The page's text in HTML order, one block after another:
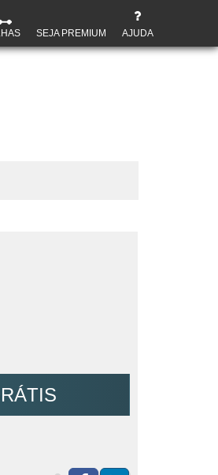
SEJA PREMIUM AJUDA